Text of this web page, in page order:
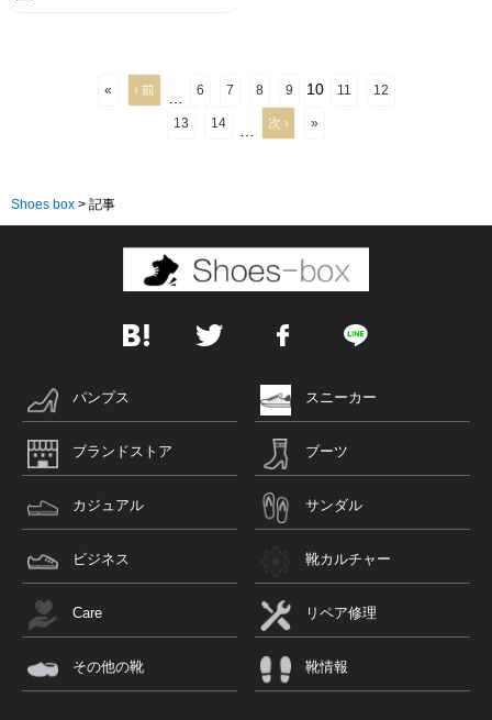
« ‹ 前 6 7 8 9 10 11 12
13 14 次 › »
Shoes box > 記事
パンプス スニーカー
ブランドストア ブーツ
カジュアル サンダル
ビジネス 靴カルチャー
Care リペア修理
その他の靴 靴情報